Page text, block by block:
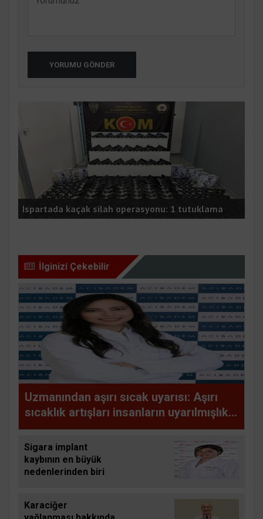
YORUMU GÖNDER
Ispartada kaçak silah operasyonu: 1 tutuklama
İlginizi Çekebilir
Uzmanından aşırı sıcak uyarısı: Aşırı
sıcaklık artışları insanların uyarılmışlık
düzeyini artırıyor
Sigara implant
kaybının en büyük
nedenlerinden biri
Karaciğer